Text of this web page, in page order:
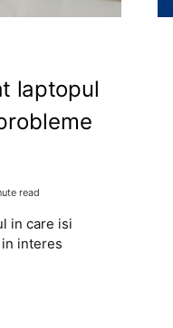
laptopul
read
in care isi
interes